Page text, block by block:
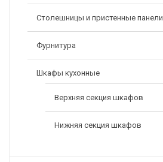
Столешницы и пристенные панели
Фурнитура
Шкафы кухонные
Верхняя секция шкафов
Нижняя секция шкафов